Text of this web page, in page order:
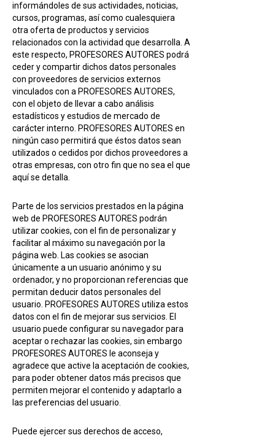
informándoles de sus actividades, noticias,
cursos, programas, así como cualesquiera
otra oferta de productos y servicios
relacionados con la actividad que desarrolla. A
este respecto, PROFESORES AUTORES podrá
ceder y compartir dichos datos personales
con proveedores de servicios externos
vinculados con a PROFESORES AUTORES,
con el objeto de llevar a cabo análisis
estadísticos y estudios de mercado de
carácter interno. PROFESORES AUTORES en
ningún caso permitirá que éstos datos sean
utilizados o cedidos por dichos proveedores a
otras empresas, con otro fin que no sea el que
aquí se detalla.
Parte de los servicios prestados en la página
web de PROFESORES AUTORES podrán
utilizar cookies, con el fin de personalizar y
facilitar al máximo su navegación por la
página web. Las cookies se asocian
únicamente a un usuario anónimo y su
ordenador, y no proporcionan referencias que
permitan deducir datos personales del
usuario. PROFESORES AUTORES utiliza estos
datos con el fin de mejorar sus servicios. El
usuario puede configurar su navegador para
aceptar o rechazar las cookies, sin embargo
PROFESORES AUTORES le aconseja y
agradece que active la aceptación de cookies,
para poder obtener datos más precisos que
permiten mejorar el contenido y adaptarlo a
las preferencias del usuario.
Puede ejercer sus derechos de acceso,